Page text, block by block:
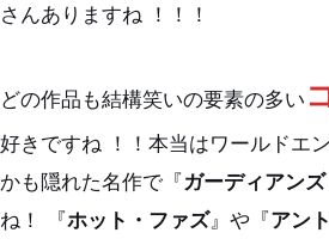
さんありますね ！！！
どの作品も結構笑いの要素の多い
好きですね ！！本当はワールドエ
かも隠れた名作で『 ガーディアン
ね！ 『ホット・ファズ』や『アン